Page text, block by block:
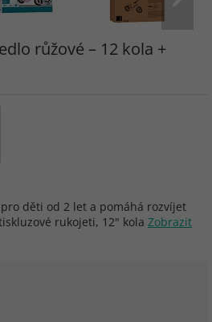
růžové – 12 kola +
děti od 2 let a pomáhá rozvíjet
rukojeti, 12" kola Zobrazit